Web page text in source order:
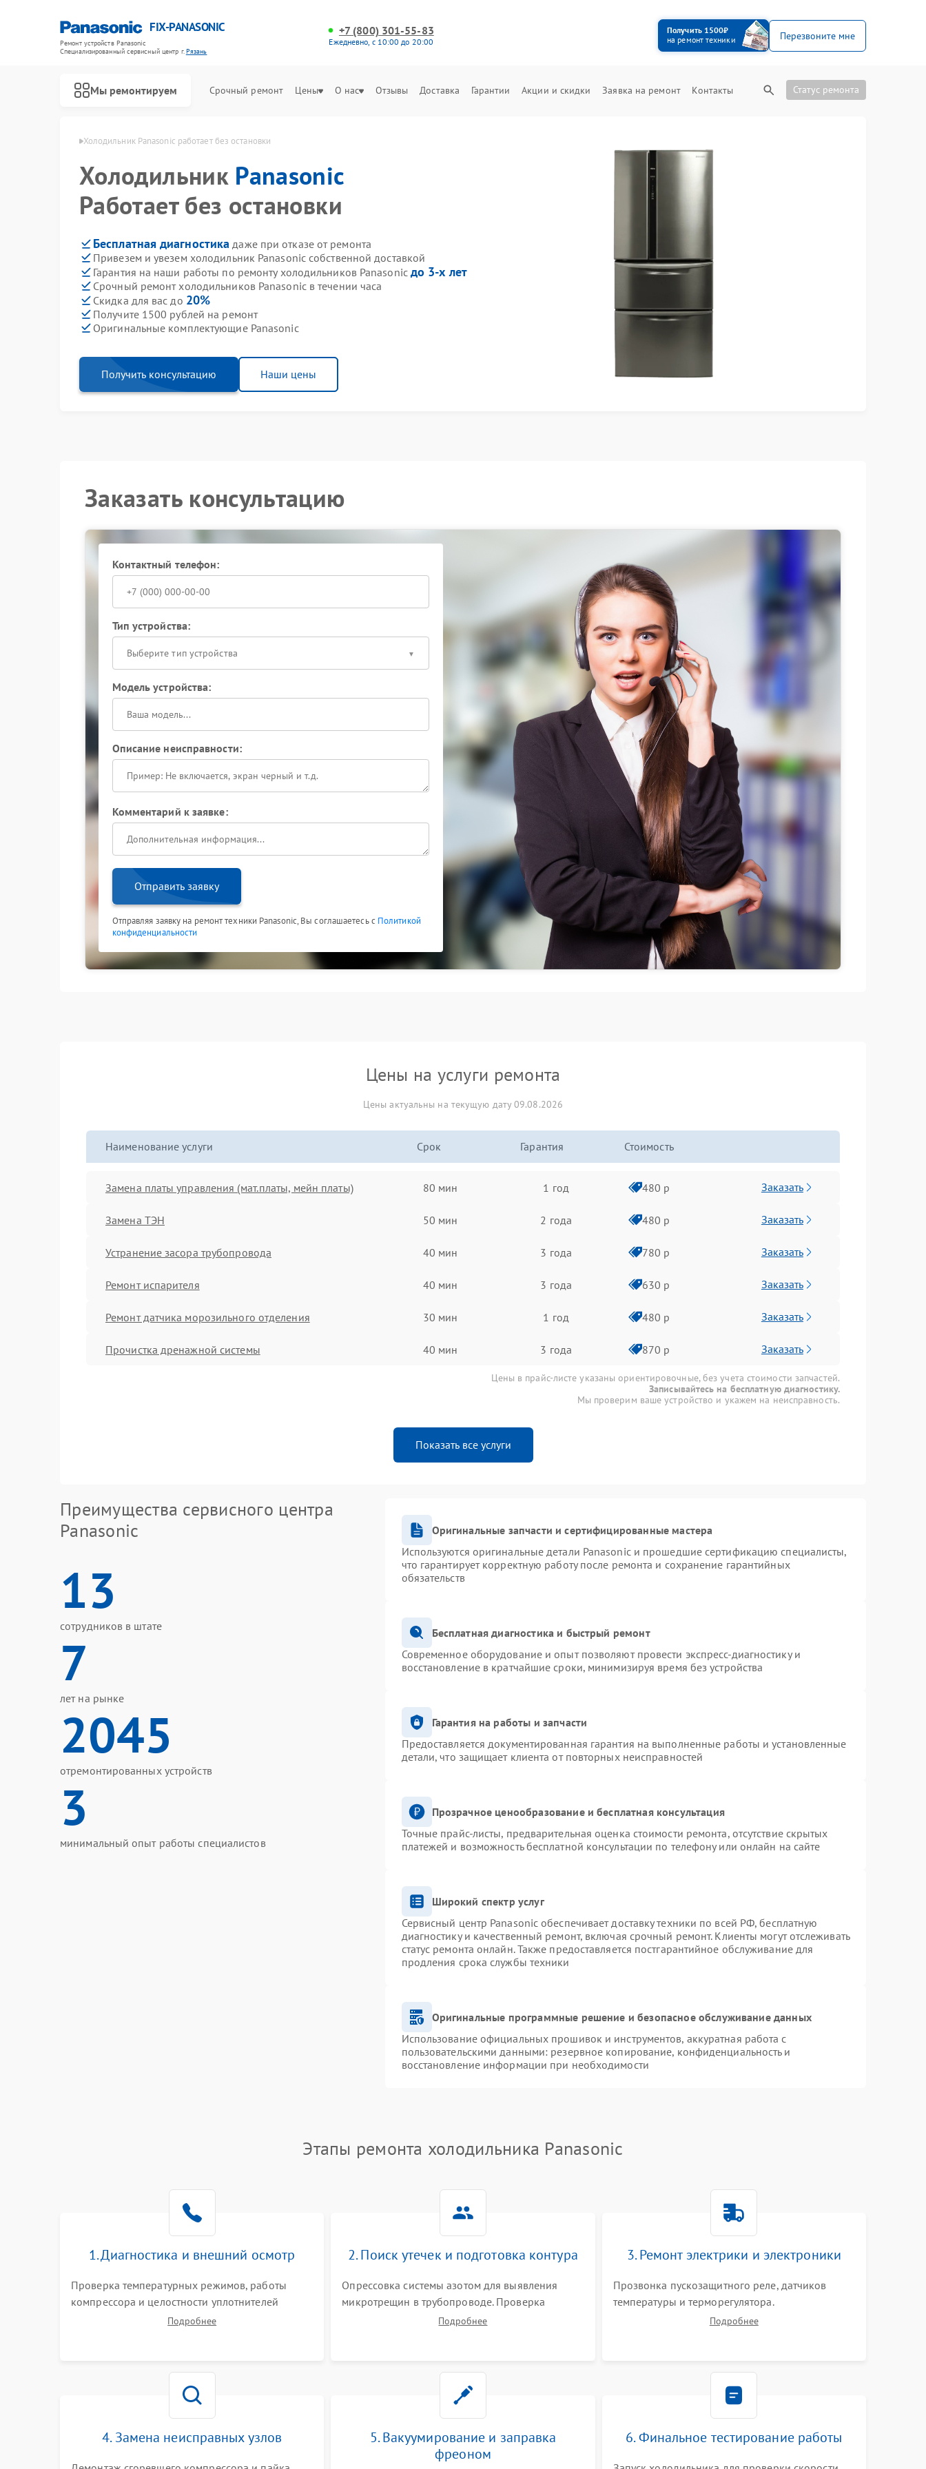
FIX-PANASONIC
Ремонт устройств Panasonic
Специализированный cервисный центр г.Рязань
+7 (800) 301-55-83
Ежедневно, с 10:00 до 20:00
Получить 1500₽
на ремонт техники
Перезвоните мне
Мы ремонтируем Срочный ремонт Цены О нас Отзывы Доставка Гарантии Акции и скидки Заявка на ремонт Контакты Статус ремонта
Холодильник Panasonic работает без остановки
Холодильник Panasonic
Работает без остановки
Бесплатная диагностика даже при отказе от ремонта
Привезем и увезем холодильник Panasonic собственной доставкой
Гарантия на наши работы по ремонту холодильников Panasonic до 3-х лет
Срочный ремонт холодильников Panasonic в течении часа
Скидка для вас до 20%
Получите 1500 рублей на ремонт
Оригинальные комплектующие Panasonic
Получить консультацию Наши цены
Заказать консультацию
Контактный телефон:
Тип устройства:
Выберите тип устройства
Модель устройства:
Описание неисправности:
Комментарий к заявке:
Отправить заявку
Отправляя заявку на ремонт техники Panasonic, Вы соглашаетесь с Политикой
конфиденциальности
Цены на услуги ремонта
Цены актуальны на текущую дату 09.08.2026
Наименование услуги Срок Гарантия Стоимость
Замена платы управления (мат.платы, мейн платы) 80 мин 1 год 480 р Заказать
Замена ТЭН 50 мин 2 года 480 р Заказать
Устранение засора трубопровода 40 мин 3 года 780 р Заказать
Ремонт испарителя 40 мин 3 года 630 р Заказать
Ремонт датчика морозильного отделения 30 мин 1 год 480 р Заказать
Прочистка дренажной системы 40 мин 3 года 870 р Заказать
Цены в прайс-листе указаны ориентировочные, без учета стоимости запчастей.
Записывайтесь на бесплатную диагностику.
Мы проверим ваше устройство и укажем на неисправность.
Показать все услуги
Преимущества сервисного центра
Panasonic
13
сотрудников в штате
7
лет на рынке
2045
отремонтированных устройств
3
минимальный опыт работы специалистов
Оригинальные запчасти и сертифицированные мастера
Используются оригинальные детали Panasonic и прошедшие сертификацию специалисты,
что гарантирует корректную работу после ремонта и сохранение гарантийных
обязательств
Бесплатная диагностика и быстрый ремонт
Современное оборудование и опыт позволяют провести экспресс-диагностику и
восстановление в кратчайшие сроки, минимизируя время без устройства
Гарантия на работы и запчасти
Предоставляется документированная гарантия на выполненные работы и установленные
детали, что защищает клиента от повторных неисправностей
Прозрачное ценообразование и бесплатная консультация
Точные прайс-листы, предварительная оценка стоимости ремонта, отсутствие скрытых
платежей и возможность бесплатной консультации по телефону или онлайн на сайте
Широкий спектр услуг
Сервисный центр Panasonic обеспечивает доставку техники по всей РФ, бесплатную
диагностику и качественный ремонт, включая срочный ремонт. Клиенты могут отслеживать
статус ремонта онлайн. Также предоставляется постгарантийное обслуживание для
продления срока службы техники
Оригинальные программные решение и безопасное обслуживание данных
Использование официальных прошивок и инструментов, аккуратная работа с
пользовательскими данными: резервное копирование, конфиденциальность и
восстановление информации при необходимости
Этапы ремонта холодильника Panasonic
1. Диагностика и внешний осмотр
Проверка температурных режимов, работы
компрессора и целостности уплотнителей
дверей. Измерение сопротивления обмоток
Подробнее
2. Поиск утечек и подготовка контура
Опрессовка системы азотом для выявления
микротрещин в трубопроводе. Проверка
испарителя и конденсатора течеискателем.
Подробнее
3. Ремонт электрики и электроники
Прозвонка пускозащитного реле, датчиков
температуры и терморегулятора.
Восстановление цепей питания системы No
Подробнее
4. Замена неисправных узлов
5. Вакуумирование и заправка
фреоном
6. Финальное тестирование работы